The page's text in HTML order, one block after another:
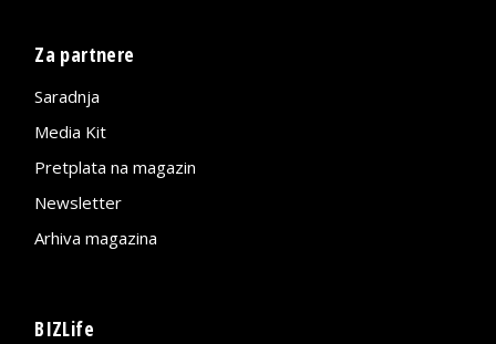
Za partnere
Saradnja
Media Kit
Pretplata na magazin
Newsletter
Arhiva magazina
BIZLife